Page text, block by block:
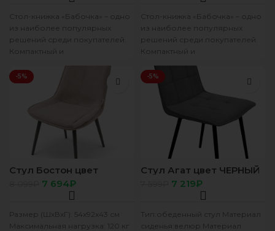
Стол-книжка «Бабочка» – одно
из наиболее популярных
решений среди покупателей.
Компактный и
способен занять достойное
место в
Стол-книжка «Бабочка» – одно
из наиболее популярных
решений среди покупателей.
Компактный и
способен занять достойное
место в
-5%
Стул Бостон цвет
ЧЕРНЫЙ сиденье ткань
БЭСТ Бежевый
7 694₽
Размер (ШхВхГ): 54х92х43 см
Максимальная нагрузка: 120 кг
-5%
Стул Агат цвет ЧЕРНЫЙ
сиденье ткань БЭСТ
7 219₽
Тип:обеденный стул Материал
сиденья:велюр Материал